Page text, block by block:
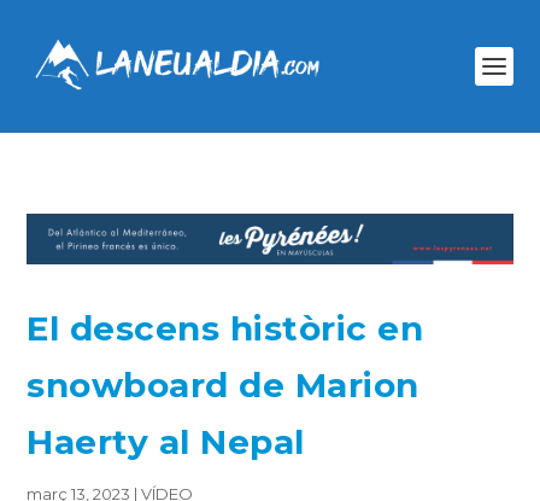
El descens històric en
snowboard de Marion
Haerty al Nepal
març 13, 2023 |VÍDEO